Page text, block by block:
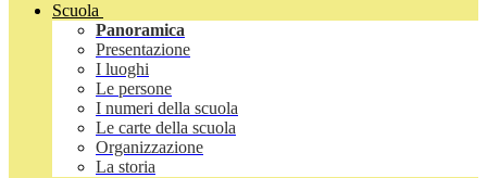
Scuola
Panoramica
Presentazione
I luoghi
Le persone
I numeri della scuola
Le carte della scuola
Organizzazione
La storia